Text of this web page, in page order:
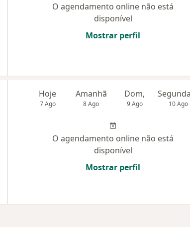
O agendamento online não está
disponível
Mostrar perfil
Hoje
7 Ago
Amanhã
8 Ago
Dom,
9 Ago 10 Ago
O agendamento online não está
disponível
Mostrar perfil